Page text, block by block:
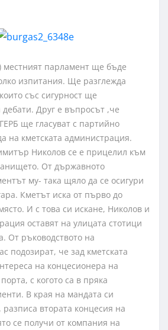
местният парламент ще бъде
изпитания. Ще разглежда
със сигурност ще
Друг е въпросът ,че
ще гласуват с партийно
на кметската администрация.
Николов се е прицелил към
От държавното
му- така щяло да се осигури
Кметът иска от първо до
И с това си искане, Николов и
оставят на улицата стотици
От ръководството на
подозират, че зад кметската
на концесионера на
с когото са в пряка
В края на мандата си
втората концесия на
се получи от компания на